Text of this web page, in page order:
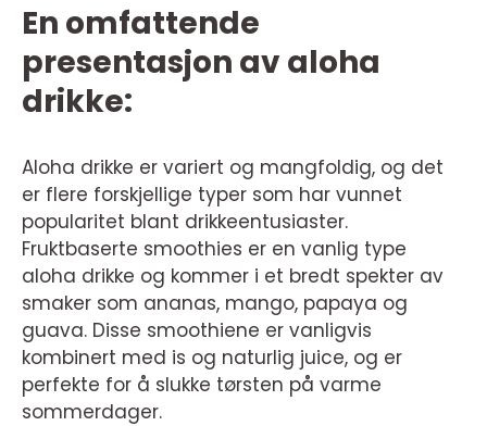
En omfattende
presentasjon av aloha
drikke:
Aloha drikke er variert og mangfoldig, og det
er flere forskjellige typer som har vunnet
popularitet blant drikkeentusiaster.
Fruktbaserte smoothies er en vanlig type
aloha drikke og kommer i et bredt spekter av
smaker som ananas, mango, papaya og
guava. Disse smoothiene er vanligvis
kombinert med is og naturlig juice, og er
perfekte for å slukke tørsten på varme
sommerdager.